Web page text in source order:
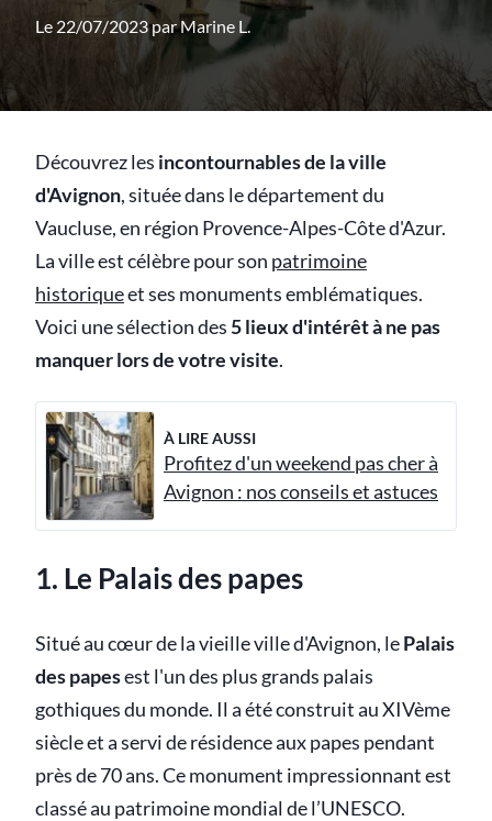
Le 22/07/2023 parMarine L.
Découvrez les incontournables de la ville
d'Avignon, située dans le département du
Vaucluse, en région Provence-Alpes-Côte d'Azur.
La ville est célèbre pour son patrimoine
historiqueet ses monuments emblématiques.
Voici une sélection des 5 lieux d'intérêt à ne pas
manquer lors de votre visite.
À LIRE AUSSI
Profitez d'un weekend pas cher à
Avignon : nos conseils et astuces
1. Le Palais des papes
Situé au cœur de la vieille ville d'Avignon, lePalais
des papesest l'un des plus grands palais
gothiques du monde. Il a été construit au XIVème
siècle et a servi de résidence aux papes pendant
près de 70 ans. Ce monument impressionnant est
classé au patrimoine mondial de l’UNESCO.